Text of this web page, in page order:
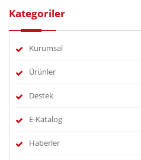
Kategoriler
Kurumsal
Ürünler
Destek
E-Katalog
Haberler